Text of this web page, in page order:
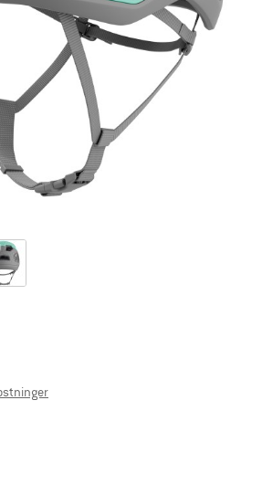
Oplysninger om